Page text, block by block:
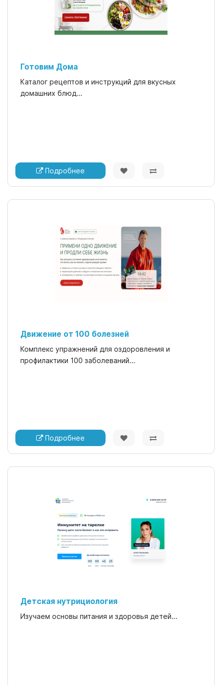
Готовим Дома
Каталог рецептов и инструкций для вкусных
домашних блюд...
Подробнее
Движение от 100 болезней
Комплекс упражнений для оздоровления и
профилактики 100 заболеваний...
Подробнее
Детская нутрициология
Изучаем основы питания и здоровья детей...